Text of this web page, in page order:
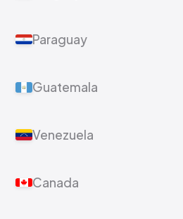
Paraguay
Guatemala
Venezuela
Canada